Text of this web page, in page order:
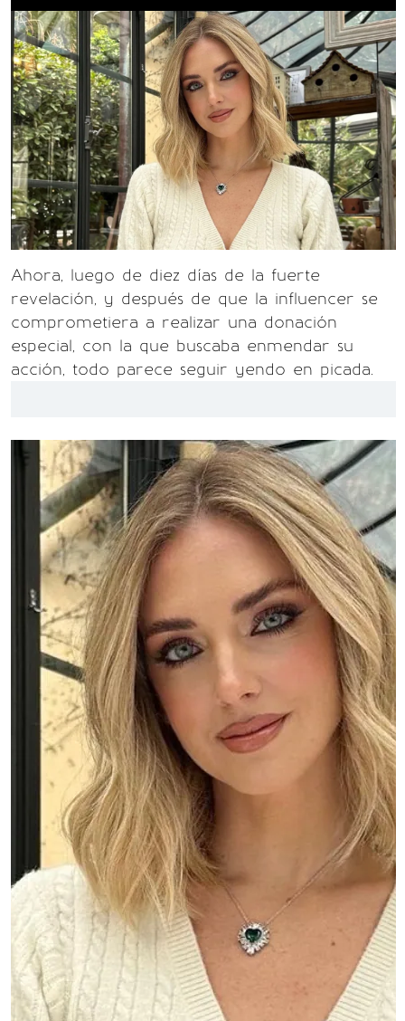
Ahora, luego de diez días de la fuerte
revelación, y después de que la influencer se
comprometiera a realizar una donación
especial, con la que buscaba enmendar su
acción, todo parece seguir yendo en picada.